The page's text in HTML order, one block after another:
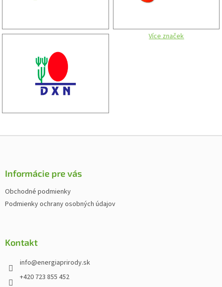
Více značek
Z
Informácie pre vás
Obchodné podmienky
Podmienky ochrany osobných údajov
Kontakt
info@energiaprirody.sk
+420 723 855 452